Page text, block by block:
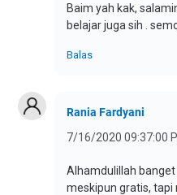
Baim yah kak,
belajar juga sih .
Balas
Rania Fardyani
7/16/2020 09:37:00
Alhamdulillah banget
meskipun gratis,